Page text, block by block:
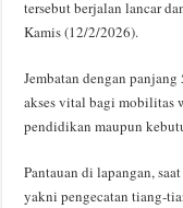
tersebut berjalan lancar
Kamis (12/2/2026).
Jembatan dengan
akses vital bagi mobilitas
pendidikan maupun
Pantauan di lapangan,
yakni pengecatan tiang-